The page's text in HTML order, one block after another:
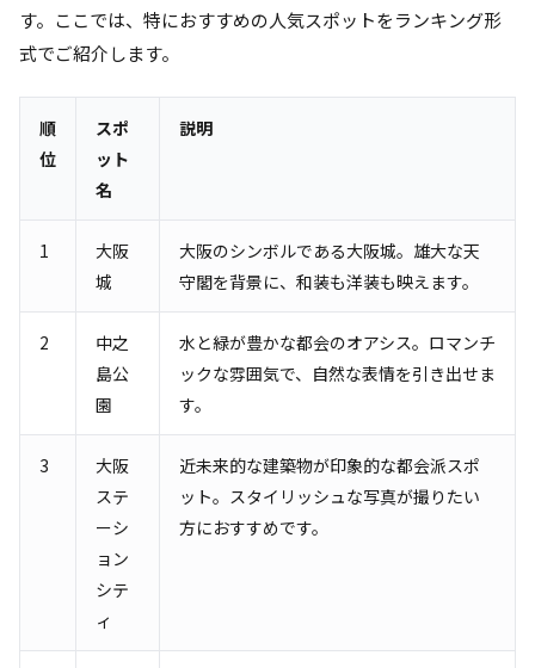
す。ここでは、特におすすめの人気スポットをランキング形
式でご紹介します。
順
位
スポ
ット
名
説明
1
大阪
城
大阪のシンボルである大阪城。雄大な天
守閣を背景に、和装も洋装も映えます。
2
中之
島公
園
水と緑が豊かな都会のオアシス。ロマンチ
ックな雰囲気で、自然な表情を引き出せま
す。
3
大阪
ステ
ーシ
ョン
シテ
ィ
近未来的な建築物が印象的な都会派スポ
ット。スタイリッシュな写真が撮りたい
方におすすめです。